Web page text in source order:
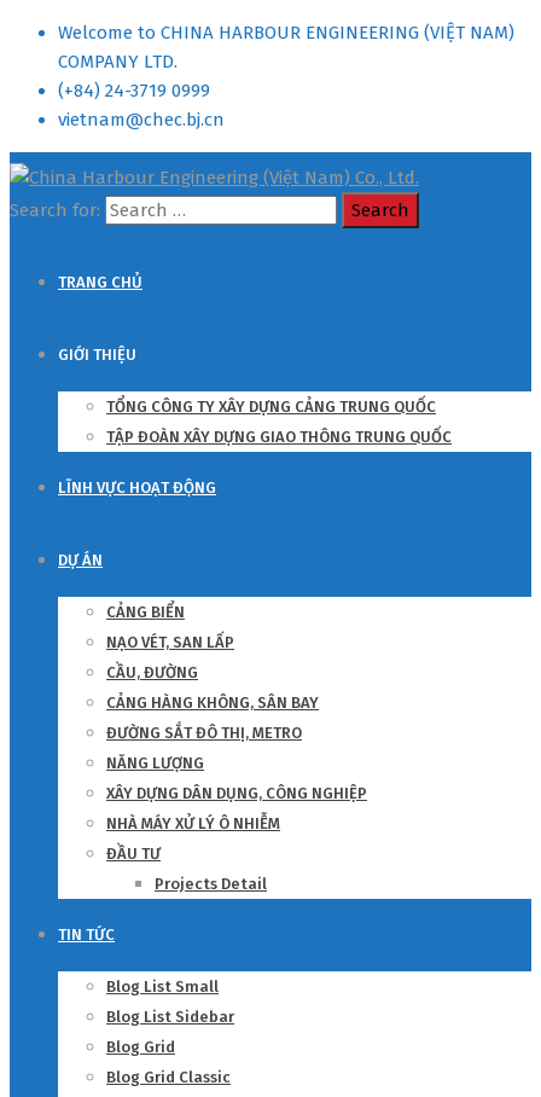
Welcome to CHINA HARBOUR ENGINEERING (VIỆT NAM)
COMPANY LTD.
(+84) 24-3719 0999
vietnam@chec.bj.cn
Search for:
TRANG CHỦ
GIỚI THIỆU
TỔNG CÔNG TY XÂY DỰNG CẢNG TRUNG QUỐC
TẬP ĐOÀN XÂY DỰNG GIAO THÔNG TRUNG QUỐC
LĨNH VỰC HOẠT ĐỘNG
DỰ ÁN
CẢNG BIỂN
NẠO VÉT, SAN LẤP
CẦU, ĐƯỜNG
CẢNG HÀNG KHÔNG, SÂN BAY
ĐƯỜNG SẮT ĐÔ THỊ, METRO
NĂNG LƯỢNG
XÂY DỰNG DÂN DỤNG, CÔNG NGHIỆP
NHÀ MÁY XỬ LÝ Ô NHIỄM
ĐẦU TƯ
Projects Detail
TIN TỨC
Blog List Small
Blog List Sidebar
Blog Grid
Blog Grid Classic